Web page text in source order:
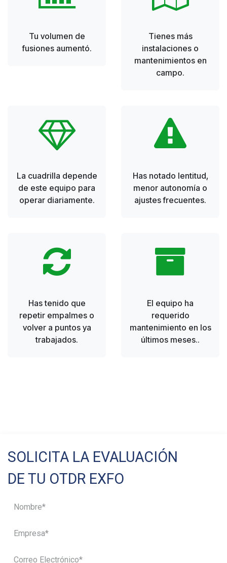
Tu volumen de
fusiones aumentó.
Tienes más
instalaciones o
mantenimientos en
campo.
La cuadrilla depende
de este equipo para
operar diariamente.
Has notado lentitud,
menor autonomía o
ajustes frecuentes.
Has tenido que
repetir empalmes o
volver a puntos ya
trabajados.
El equipo ha
requerido
mantenimiento en los
últimos meses..
SOLICITA LA EVALUACIÓN
DE TU OTDR EXFO